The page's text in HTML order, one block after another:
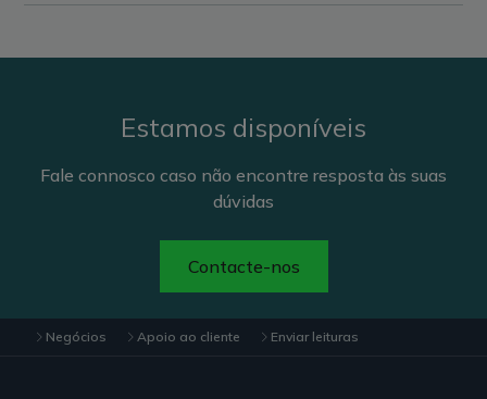
Estamos disponíveis
Fale connosco caso não encontre resposta às suas
dúvidas
Contacte-nos
Negócios Apoio ao cliente Enviar leituras